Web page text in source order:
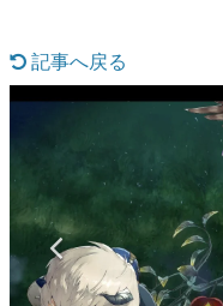
特集記事
女性向け
アプリレビュー
その他
記事へ戻る